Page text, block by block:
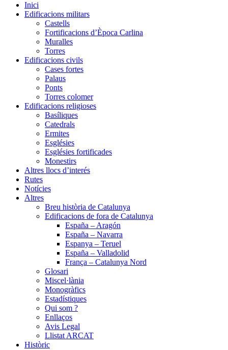
Inici
Edificacions militars
Castells
Fortificacions d’Època Carlina
Muralles
Torres
Edificacions civils
Cases fortes
Palaus
Ponts
Torres colomer
Edificacions religioses
Basíliques
Catedrals
Ermites
Esglésies
Esglésies fortificades
Monestirs
Altres llocs d’interés
Rutes
Notícies
Altres
Breu història de Catalunya
Edificacions de fora de Catalunya
España – Aragón
España – Navarra
Espanya – Teruel
España – Valladolid
França – Catalunya Nord
Glosari
Miscel·lània
Monogràfics
Estadístiques
Qui som ?
Enllaços
Avis Legal
Llistat ARCAT
Històric